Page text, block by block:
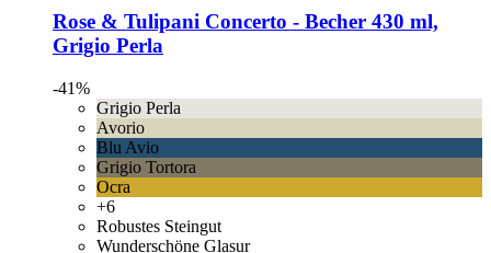
Rose & Tulipani Concerto -​ Becher 430 ml,
Grigio Perla
-41%
Grigio Perla
Avorio
Blu Avio
Grigio Tortora
Ocra
+6
Robustes Steingut
Wunderschöne Glasur